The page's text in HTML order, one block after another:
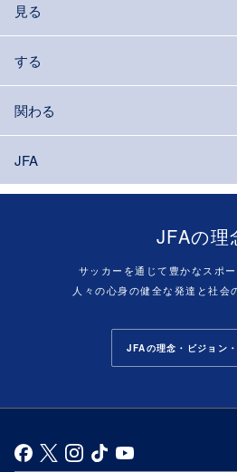
見る
する
関わる
JFA
JFAの理
サッカーを通じて豊かなスポー
人々の心身の健全な発達と社会
JFAの理念・ビジョン